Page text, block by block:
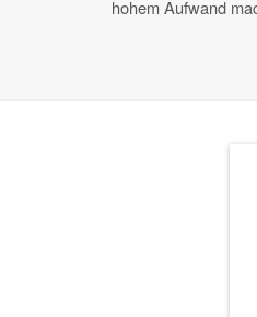
hohem Aufwand